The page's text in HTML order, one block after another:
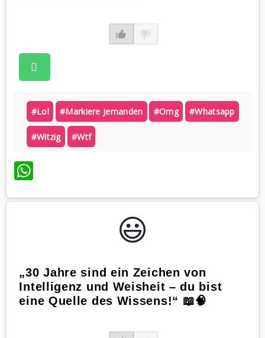
#lol #markiere Jemanden #omg #whatsapp
#witzig #wtf
WhatsApp
😃️
„30 Jahre sind ein Zeichen von
Intelligenz und Weisheit – du bist
eine Quelle des Wissens!“ 📖🧠